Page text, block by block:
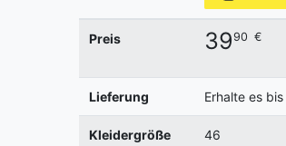
Preis 3990 €
Lieferung Erhalte es bis
Kleidergröße 46